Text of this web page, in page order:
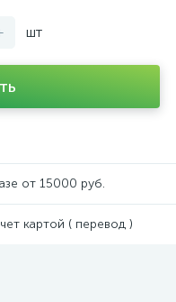
шт
от 15000 руб.
картой ( перевод )